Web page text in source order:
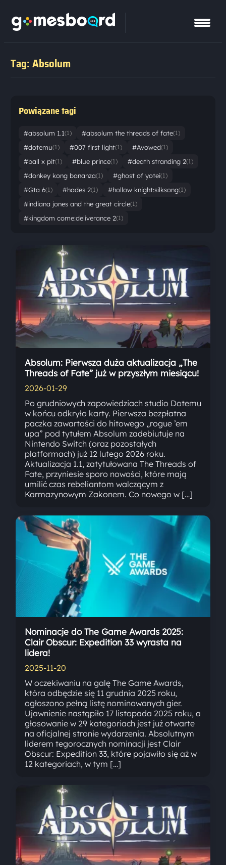
Tag: Absolum
Powiązane tagi
#absolum 1.1(1) #absolum the threads of fate(1)
#dotemu(1) #007 first light(1) #Avowed(1)
#ball x pit(1) #blue prince(1) #death stranding 2(1)
#donkey kong bananza(1) #ghost of yotei(1)
#Gta 6(1) #hades 2(1) #hollow knight:silksong(1)
#indiana jones and the great circle(1)
#kingdom come:deliverance 2(1)
Absolum: Pierwsza duża aktualizacja „The
Threads of Fate” już w przyszłym miesiącu!
2026-01-29
Po grudniowych zapowiedziach studio Dotemu
w końcu odkryło karty. Pierwsza bezpłatna
paczka zawartości do hitowego „rogue ’em
upa” pod tytułem Absolum zadebiutuje na
Nintendo Switch (oraz pozostałych
platformach) już 12 lutego 2026 roku.
Aktualizacja 1.1, zatytułowana The Threads of
Fate, przyniesie sporo nowości, które mają
umilić czas rebeliantom walczącym z
Karmazynowym Zakonem. Co nowego w […]
Nominacje do The Game Awards 2025:
Clair Obscur: Expedition 33 wyrasta na
lidera!
2025-11-20
W oczekiwaniu na galę The Game Awards,
która odbędzie się 11 grudnia 2025 roku,
ogłoszono pełną listę nominowanych gier.
Ujawnienie nastąpiło 17 listopada 2025 roku, a
głosowanie w 29 kategoriach jest już otwarte
na oficjalnej stronie wydarzenia. Absolutnym
liderem tegorocznych nominacji jest Clair
Obscur: Expedition 33, które pojawiło się aż w
12 kategoriach, w tym […]